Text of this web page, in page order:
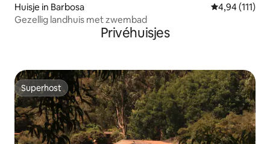
Huisje in Barbosa Gemiddelde
4,94 (111)
Gezellig landhuis met zwembad
Privéhuisjes
Superhost
Superhost